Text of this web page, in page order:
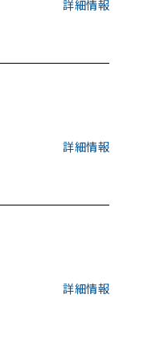
詳細情報
詳細情報
詳細情報